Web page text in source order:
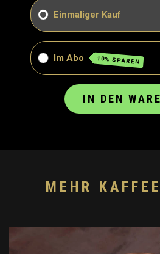
Einmaliger Kauf
Im Abo 10% SPAREN
IN DEN
MEHR